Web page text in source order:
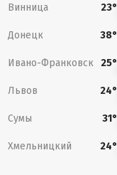
Винница 23°
Донецк 38°
Ивано-Франковск 25°
Львов 24°
Сумы 31°
Хмельницкий 24°